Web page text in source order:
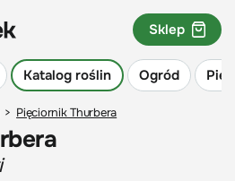
Katalog roślin Ogród
Sklep
> Pięciornik Thurbera